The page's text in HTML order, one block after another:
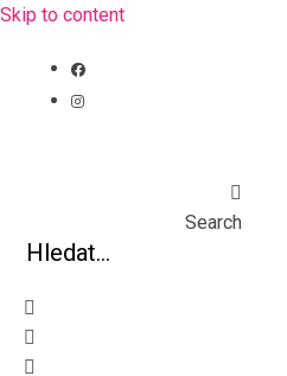
Skip to content
Search